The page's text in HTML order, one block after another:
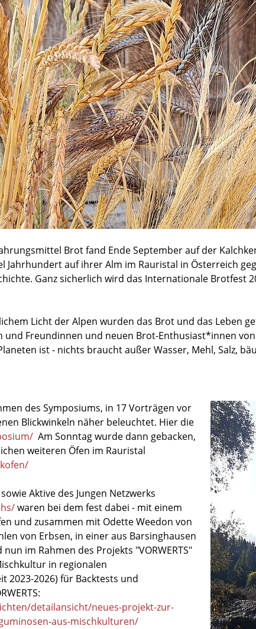
Brot fand Ende September auf der
Jahrhundert auf ihrer Alm im Rauristal in Österreich
Ganz sicherlich wird das Internationale Brotfest
Licht der Alpen wurden das Brot und das Leben
Freundinnen und neuen Brot-Enthusiast*innen
ist - nichts braucht außer Wasser, Mehl, Salz,
des Symposiums, in 17 Vorträgen vor
Blickwinkeln näher beleuchtet. Hier die
Am Sonntag wurde dann gebacken,
weiteren Öfen im Rauristal
Aktive des Jungen Netzwerks
waren bei dem fest dabei - mit einem
und zusammen mit Odette Weedon von
von Erbsen, in einer aus Barsinghausen
im Rahmen des Projekts "VORWERTS"
in regionalen
2023-2026) für Backtests und
detailansicht/neues-projekt-zur-
aus-mischkulturen/